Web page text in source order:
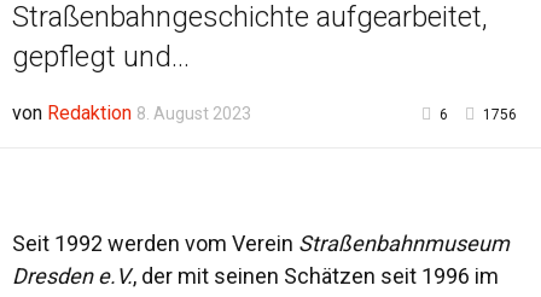
Straßenbahngeschichte aufgearbeitet,
gepflegt und...
von Redaktion 8. August 2023 6 1756
Seit 1992 werden vom Verein Straßenbahnmuseum
Dresden e.V., der mit seinen Schätzen seit 1996 im